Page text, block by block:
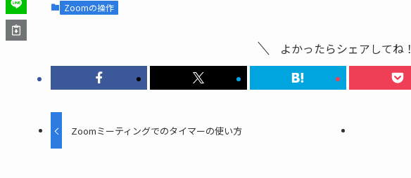
Zoomの操作
よかったらシェアしてね！
Zoomミーティングでのタイマーの使い方